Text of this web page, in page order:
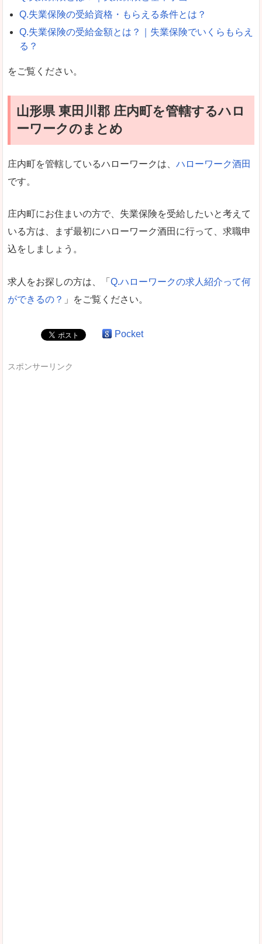
Q.失業保険の受給資格・もらえる条件とは？
Q.失業保険の受給金額とは？｜失業保険でいくらもらえ
る？
をご覧ください。
山形県 東田川郡 庄内町を管轄するハロ
ーワークのまとめ
庄内町を管轄しているハローワークは、 ハローワーク酒田
です。
庄内町にお住まいの方で、失業保険を受給したいと考えて
いる方は、まず最初にハローワーク酒田に行って、求職申
込をしましょう。
求人をお探しの方は、「 Q.ハローワークの求人紹介って何
ができるの？ 」をご覧ください。
Pocket
スポンサーリンク